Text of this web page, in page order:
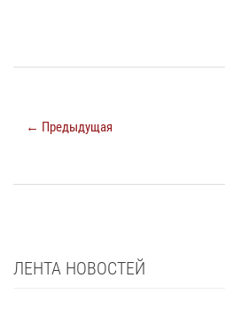
← Предыдущая
ЛЕНТА НОВОСТЕЙ